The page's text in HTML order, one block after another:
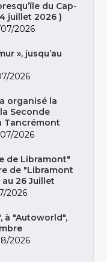
du Cap-
juillet 2026 )
07/2026
», jusqu’au
2026
organisé la
Seconde
Tancrémont
2026
de Libramont"
de "Libramont
26 Juillet
2026
à "Autoworld",
2026